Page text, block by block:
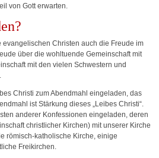
von Gott erwarten.
evangelischen Christen auch die Freude im
über die wohltuende Gemeinschaft mit
mit den vielen Schwestern und
Christi zum Abendmahl eingeladen, das
ist Stärkung dieses „Leibes Christi“.
anderer Konfessionen eingeladen, deren
christlicher Kirchen) mit unserer Kirche
römisch-katholische Kirche, einige
Freikirchen.